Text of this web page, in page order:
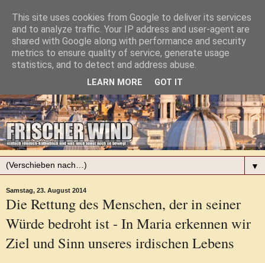
▼
Samstag, 23. August 2014
Die Rettung des Menschen, der in seiner
Würde bedroht ist - In Maria erkennen wir
Ziel und Sinn unseres irdischen Lebens
This site uses cookies from Google to deliver its services
and to analyze traffic. Your IP address and user-agent are
shared with Google along with performance and security
metrics to ensure quality of service, generate usage
statistics, and to detect and address abuse.
LEARN MORE GOT IT